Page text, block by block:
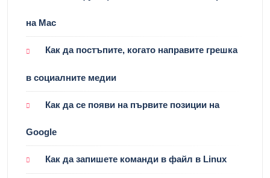
на Mac
Как да постъпите, когато направите грешка
в социалните медии
Как да се появи на първите позиции на
Google
Как да запишете команди в файл в Linux